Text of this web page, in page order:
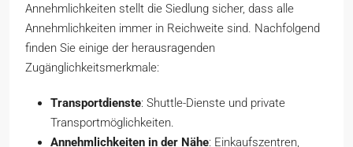
Annehmlichkeiten stellt die Siedlung sicher, dass alle
Annehmlichkeiten immer in Reichweite sind. Nachfolgend
finden Sie einige der herausragenden
Zugänglichkeitsmerkmale:
Transportdienste: Shuttle-Dienste und private
Transportmöglichkeiten.
Annehmlichkeiten in der Nähe: Einkaufszentren,